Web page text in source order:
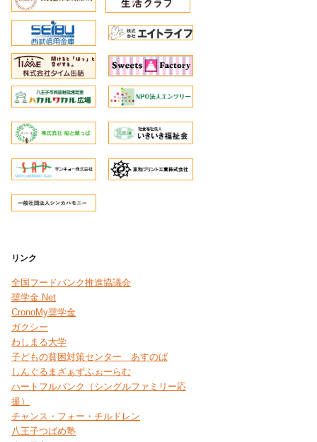
リンク
全国フードバンク推進協議会
奨学金.Net
CronoMy奨学金
ガクシー
わしまる大学
子どもの貧困対策センター あすのば
しんぐるまざぁずふぉーらむ
ハートフルバンク（シングルファミリー応
援）
チャンス・フォー・チルドレン
八王子つばめ塾